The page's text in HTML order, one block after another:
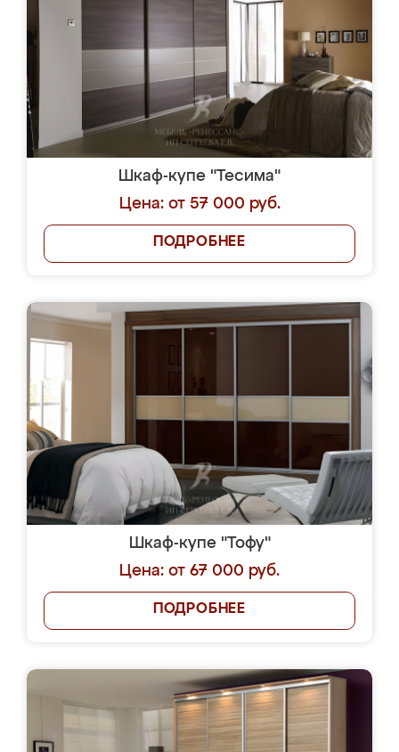
Шкаф-купе "Тесима"
Цена: от 57 000 руб.
ПОДРОБНЕЕ
Шкаф-купе "Тофу"
Цена: от 67 000 руб.
ПОДРОБНЕЕ